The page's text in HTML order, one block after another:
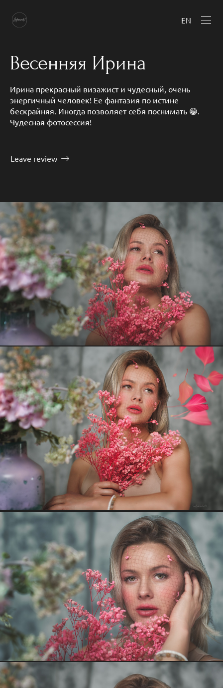
EN
Весенняя Ирина
Ирина прекрасный визажист и чудесный, очень
энергичный человек! Ее фантазия по истине
бескрайняя. Иногда позволяет себя поснимать 😁.
Чудесная фотосессия!
Leave review